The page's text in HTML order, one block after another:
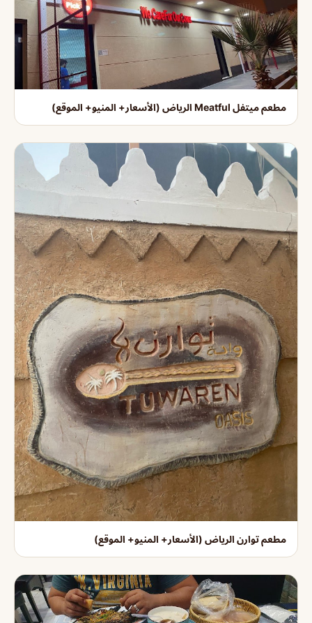
مطعم ميتفل Meatful الرياض (الأسعار+ المنيو+ الموقع)
مطعم توارن الرياض (الأسعار+ المنيو+ الموقع)